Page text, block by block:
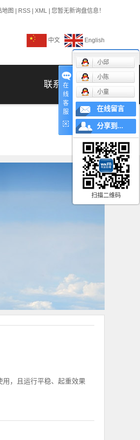
地图 RSS XML 您暂无新询盘信息！
中文 English
联系我们
，且运行平稳、起重效果
在
线
客
服
小邱
小陈
小童
在线留言
分享到...
扫描二维码